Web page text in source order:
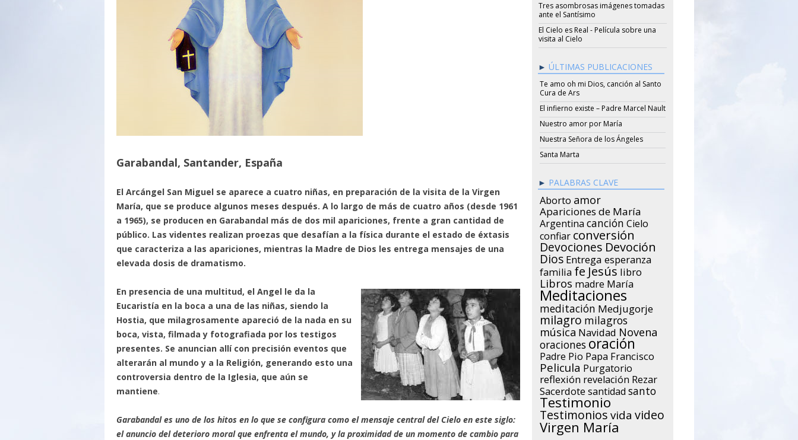
Garabandal, Santander, España
El Arcángel San Miguel se aparece a cuatro niñas, en preparación de la visita de la Virgen
María, que se produce algunos meses después. A lo largo de más de cuatro años (desde 1961
a 1965), se producen en Garabandal más de dos mil apariciones, frente a gran cantidad de
público. Las videntes realizan proezas que desafían a la física durante el estado de éxtasis
que caracteriza a las apariciones, mientras la Madre de Dios les entrega mensajes de una
elevada dosis de dramatismo.
En presencia de una multitud, el Angel le da la
Eucaristía en la boca a una de las niñas, siendo la
Hostia, que milagrosamente apareció de la nada en su
boca, vista, filmada y fotografiada por los testigos
presentes. Se anuncian allí con precisión eventos que
alterarán al mundo y a la Religión, generando esto una
controversia dentro de la Iglesia, que aún se
mantiene.
Garabandal es uno de los hitos en lo que se configura como el mensaje central del Cielo en este siglo:
el anuncio del deterioro moral que enfrenta el mundo, y la proximidad de un momento de cambio para
Tres asombrosas imágenes tomadas
ante el Santísimo
El Cielo es Real - Película sobre una
visita al Cielo
ÚLTIMAS PUBLICACIONES
Te amo oh mi Dios, canción al Santo
Cura de Ars
El infierno existe – Padre Marcel Nault
Nuestro amor por María
Nuestra Señora de los Ángeles
Santa Marta
PALABRAS CLAVE
Aborto amor
Apariciones de María
Argentina canción Cielo
confiar conversión
Devociones Devoción
Dios Entrega esperanza
familia fe Jesús libro
Libros madre María
Meditaciones
meditación Medjugorje
milagro milagros
música Navidad Novena
oraciones oración
Padre Pio Papa Francisco
Pelicula Purgatorio
reflexión revelación Rezar
Sacerdote santidad santo
Testimonio
Testimonios vida video
Virgen María